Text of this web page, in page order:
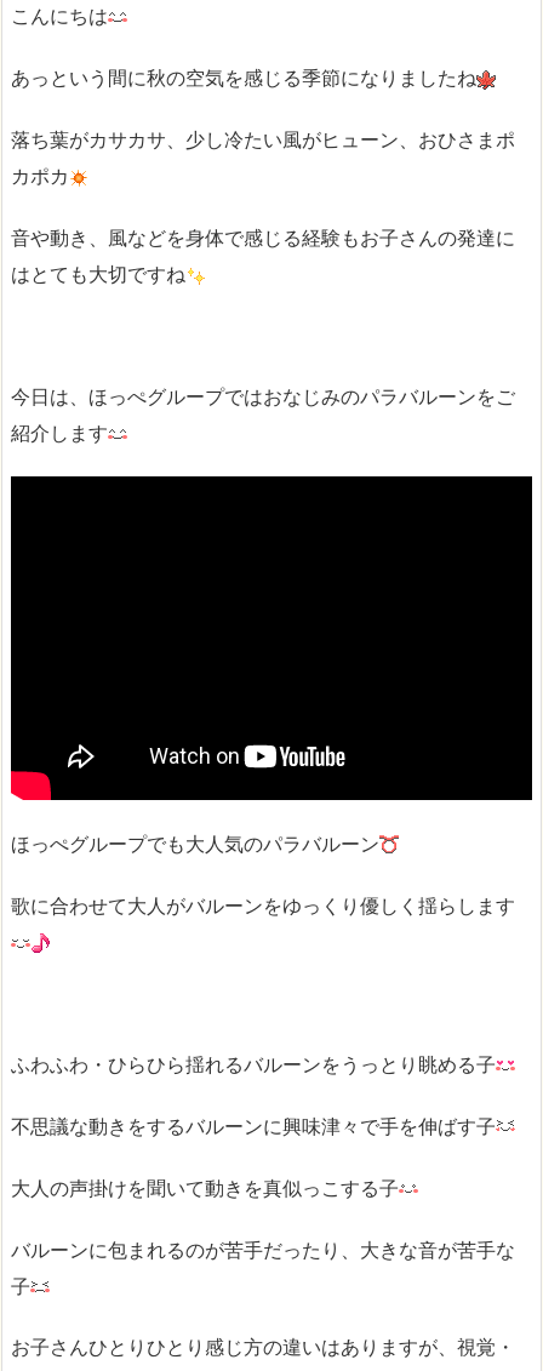
こんにちは
あっという間に秋の空気を感じる季節になりましたね
落ち葉がカサカサ、少し冷たい風がヒューン、おひさまポ
カポカ
音や動き、風などを身体で感じる経験もお子さんの発達に
はとても大切ですね
今日は、ほっぺグループではおなじみのパラバルーンをご
紹介します
ほっぺグループでも大人気のパラバルーン
歌に合わせて大人がバルーンをゆっくり優しく揺らします
ふわふわ・ひらひら揺れるバルーンをうっとり眺める子
不思議な動きをするバルーンに興味津々で手を伸ばす子
大人の声掛けを聞いて動きを真似っこする子
バルーンに包まれるのが苦手だったり、大きな音が苦手な
子
お子さんひとりひとり感じ方の違いはありますが、視覚・